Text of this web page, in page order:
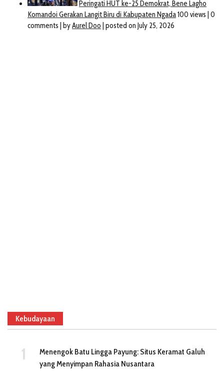
Kebudayaan
Menengok Batu Lingga Payung: Situs Keramat Galuh
yang Menyimpan Rahasia Nusantara